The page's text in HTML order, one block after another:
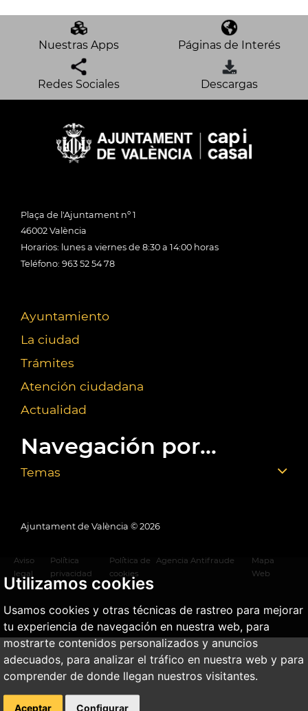
Utilizamos cookies
Usamos cookies y otras técnicas de rastreo para mejorar
tu experiencia de navegación en nuestra web, para
mostrarte contenidos personalizados y anuncios
adecuados, para analizar el tráfico en nuestra web y para
comprender de donde llegan nuestros visitantes.
Aceptar Configurar
Nuestras Apps Páginas de Interés
Redes Sociales Descargas
Plaça de l'Ajuntament nº 1
46002 València
Horarios: lunes a viernes de 8:30 a 14:00 horas
Teléfono: 963 52 54 78
Ayuntamiento
La ciudad
Trámites
Atención ciudadana
Actualidad
Navegación por...
Temas
Ajuntament de València © 2026
Aviso
legal
Política
privacidad
Política de
cookies
Agencia Antifraude
Mapa
Web